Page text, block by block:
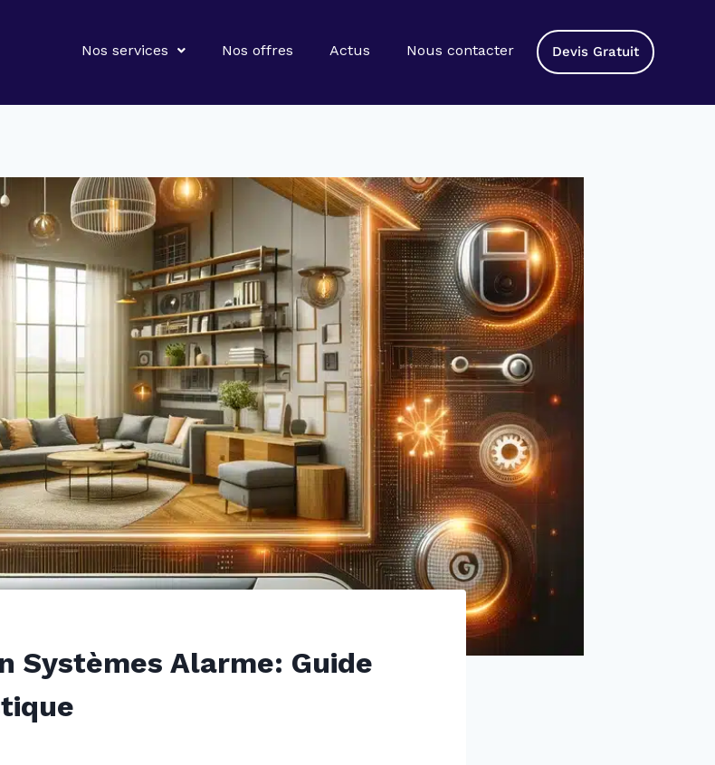
Nos services Nos offres Actus Nous contacter Devis Gratuit
Systèmes Alarme: Guide